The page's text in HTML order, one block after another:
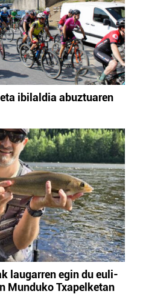
ibilaldia abuztuaren
laugarren egin du euli-
Munduko Txapelketan